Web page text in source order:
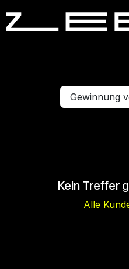
Gewinnung
Kein Treffer
Alle